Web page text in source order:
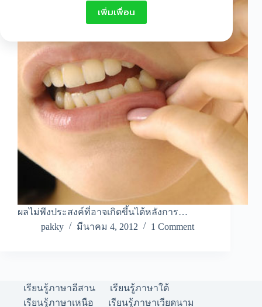
เพิ่มเพื่อน
ผลไม่พึงประสงค์ที่อาจเกิดขึ้นได้หลังการ…
pakky
มีนาคม 4, 2012 1 Comment
เรียนรู้ภาษาอีสาน
เรียนรู้ภาษาใต้
เรียนรู้ภาษาเหนือ
เรียนรู้ภาษาเวียดนาม